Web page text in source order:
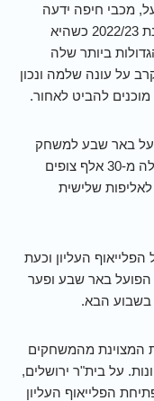
מכבי חיפה ידעה
שהיא נכנסת הערב (ש') למאני טיים של עונת 2022/23 כשהיא
ביותר שלה
על עונה שלמה ונכון
מוכנים להביט לאחור.
באר שבע למשחק
העונה של ליגת העל וניצחה 0:1 לעיני למעלה מ-30 אלף צופים
שלישית
העליון וכעת
הפועל באר שבע ופער
המצוינת מהמשחקים
על בית"ר ירושלים,
הפלייאוף העליון